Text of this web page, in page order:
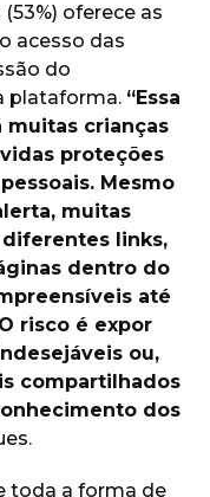
oferece as
acesso das
do
plataforma. “Essa
muitas crianças
proteções
Mesmo
muitas
links,
dentro do
até
risco é expor
ou,
compartilhados
dos
toda a forma de